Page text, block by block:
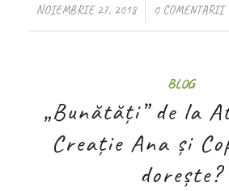
NOIEMBRIE 27, 2018
/ 0 COMENTARII
/
BLOG
„Bunătăți” de la
Creație Ana și
dorește?